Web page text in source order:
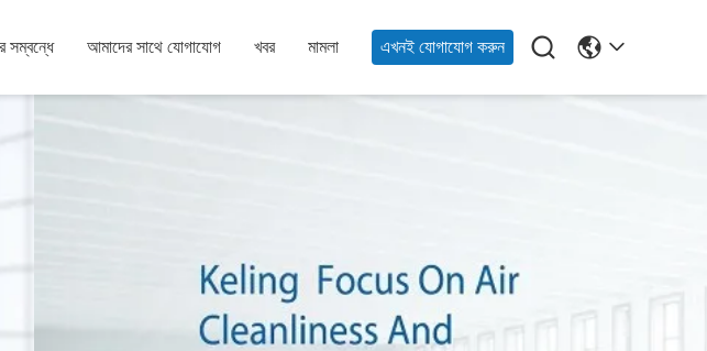
সম্বন্ধে আমাদের সাথে যোগাযোগ খবর মামলা এখনই যোগাযোগ করুন 